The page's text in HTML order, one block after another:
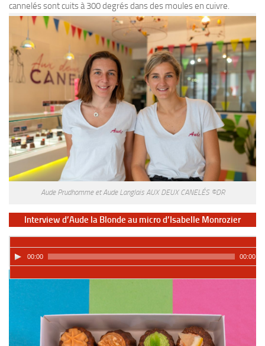
cannelés sont cuits à 300 degrés dans des moules en cuivre.
Aude Prudhomme et Aude Langlais AUX DEUX CANELÉS ©DR
Interview d’Aude la Blonde au micro d’Isabelle Monrozier
00:00 00:00